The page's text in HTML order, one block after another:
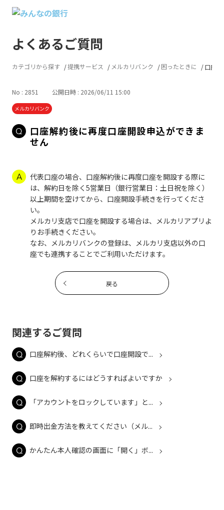
よくあるご質問
カテゴリから探す 提携サービス メルカリバンク 困ったときに 口座
No : 2851 公開日時 : 2026/06/11 15:00
メルカリバンク
口座解約後に再度口座開設申込ができま
せん
代表口座の場合、口座解約後に再度口座を開設する際に
は、解約日を除く5営業日（銀行営業日：土日祝を除く）
以上期間を空けてから、口座開設手続きを行ってくださ
い。
メルカリ支店で口座を開設する場合は、メルカリアプリよ
りお手続きください。
なお、メルカリバンクの登録は、メルカリ支店以外の口
座でも連携することでご利用いただけます。
戻る
関連するご質問
口座解約後、どれくらいで口座開設で...
口座を解約するにはどうすればよいですか
「アカウントをロックしています」と...
即時出金方法を教えてください（メル...
かんたん本人確認の画面に「開く」ボ...